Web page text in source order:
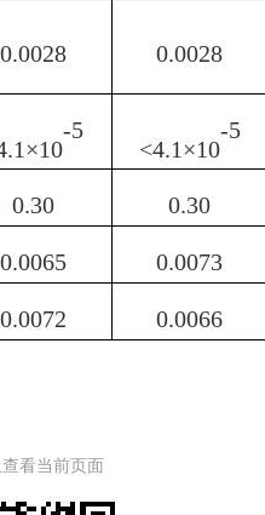
0.0028 0.0028
×10
-5
<4.1×10
-5
0.30 0.30
0.0065 0.0073
0.0072 0.0066
看当前页面